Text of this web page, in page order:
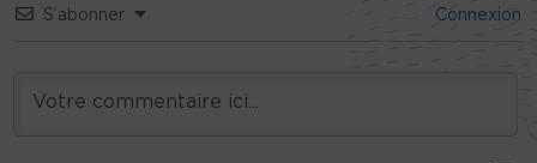
S’abonner Connexion